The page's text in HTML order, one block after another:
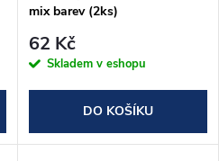
mix barev (2ks)
62 Kč
Skladem v eshopu
DO KOŠÍKU